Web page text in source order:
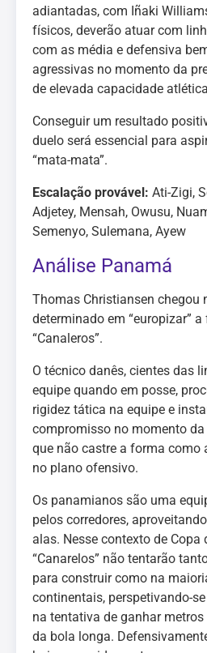
adiantadas, com Iñaki
físicos, deverão atuar com
com as média e defensiva
agressivas no momento da
de elevada capacidade
Conseguir um resultado
duelo será essencial para
“mata-mata”.
Escalação provável: Ati-Zigi,
Adjetey, Mensah, Owusu,
Semenyo, Sulemana, Ayew
Análise Panamá
Thomas Christiansen chegou
determinado em “europizar”
“Canaleros”.
O técnico danês, cientes das
equipe quando em posse,
rigidez tática na equipe e
compromisso no momento
que não castre a forma como
no plano ofensivo.
Os panamianos são uma
pelos corredores,
alas. Nesse contexto de Copa
“Canarelos” não tentarão
para construir como na
continentais, perspetivando-
na tentativa de ganhar
da bola longa.